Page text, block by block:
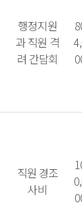
행정지원
과 직원 격
려 간담회
직원 경조
사비